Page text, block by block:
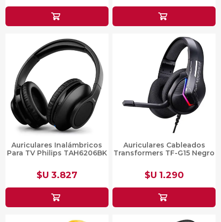
Auriculares Inalámbricos
Para TV Philips TAH6206BK
$U 3.827
Auriculares Cableados
Transformers TF-G15 Negro
$U 1.290